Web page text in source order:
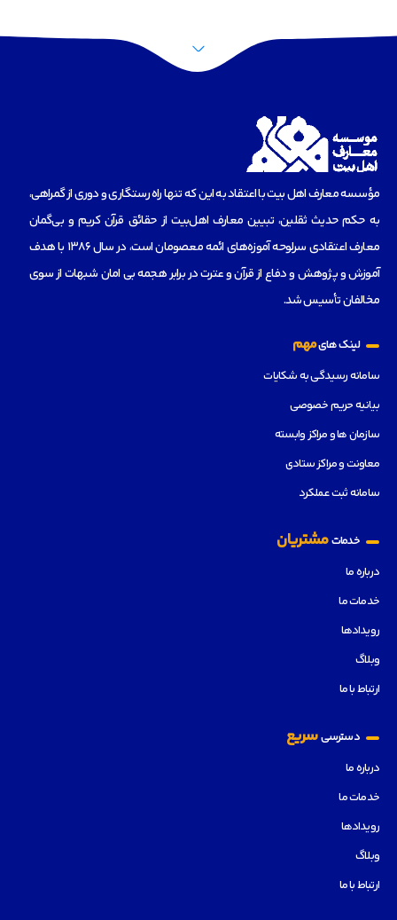
مؤسسه‌ معارف اهل بیت با اعتقاد به این که تنها راه رستگاری و دوری از گمراهی،
به حکم حدیث ثقلین، تبیین معارف اهل‌بیت از حقائق قرآن کریم و بی‌گمان
معارف اعتقادی سرلوحه آموزه‌های ائمه معصومان است، در سال 1386 با هدف
آموزش و پژوهش و دفاع از قرآن و عترت در برابر هجمه بی امان شبهات از سوی
مخالفان تأسیس شد.
لینک هایمهم
سامانه رسیدگی به شکایات
بیانیه حریم خصوصی
سازمان ها و مراکز وابسته
معاونت و مراکز ستادی
سامانه ثبت عملکرد
خدماتمشتریان
درباره ما
خدمات ما
رویدادها
وبلاگ
ارتباط با ما
دسترسیسریع
درباره ما
خدمات ما
رویدادها
وبلاگ
ارتباط با ما